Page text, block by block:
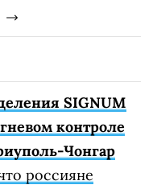
SIGNUM
контроле
Чонгар
россияне